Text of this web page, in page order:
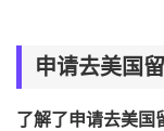
申请去美国
了解了申请去美国